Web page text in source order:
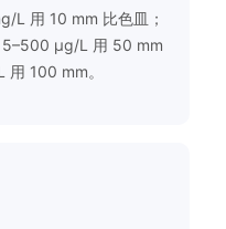
L 用 10 mm 比色皿；
5–500 µg/L 用 50 mm
100 mm。